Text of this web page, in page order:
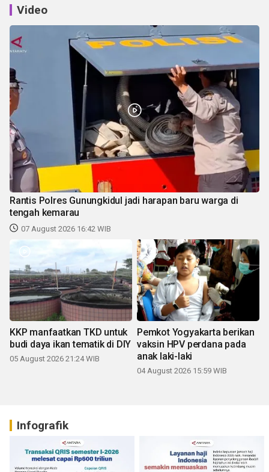
Video
Rantis Polres Gunungkidul jadi harapan baru warga di
tengah kemarau
07 August 2026 16:42 WIB
KKP manfaatkan TKD untuk
budi daya ikan tematik di DIY
05 August 2026 21:24 WIB
Pemkot Yogyakarta berikan
vaksin HPV perdana pada
anak laki-laki
04 August 2026 15:59 WIB
Infografik